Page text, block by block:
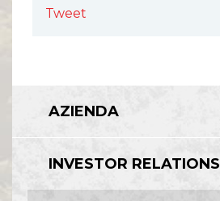
ETHICS OFFICE
Tweet
AZIENDA
INVESTOR RELATIONS